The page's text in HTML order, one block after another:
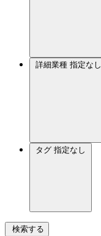
詳細業種 指定なし
タグ 指定なし
検索する